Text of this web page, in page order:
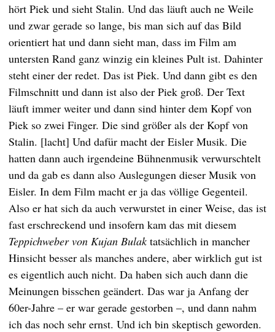
hört Piek und sieht Stalin. Und das läuft auch ne Weile
und zwar gerade so lange, bis man sich auf das Bild
orientiert hat und dann sieht man, dass im Film am
untersten Rand ganz winzig ein kleines Pult ist. Dahinter
steht einer der redet. Das ist Piek. Und dann gibt es den
Filmschnitt und dann ist also der Piek groß. Der Text
läuft immer weiter und dann sind hinter dem Kopf von
Piek so zwei Finger. Die sind größer als der Kopf von
Stalin. [lacht] Und dafür macht der Eisler Musik. Die
hatten dann auch irgendeine Bühnenmusik verwurschtelt
und da gab es dann also Auslegungen dieser Musik von
Eisler. In dem Film macht er ja das völlige Gegenteil.
Also er hat sich da auch verwurstet in einer Weise, das ist
fast erschreckend und insofern kam das mit diesem
Teppichweber von Kujan Bulaktatsächlich in mancher
Hinsicht besser als manches andere, aber wirklich gut ist
es eigentlich auch nicht. Da haben sich auch dann die
Meinungen bisschen geändert. Das war ja Anfang der
60er-Jahre – er war gerade gestorben –, und dann nahm
ich das noch sehr ernst. Und ich bin skeptisch geworden.